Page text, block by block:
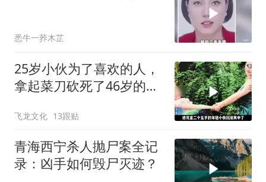
悉牛一荞木芷
25岁小伙为了喜欢的人，
拿起菜刀砍死了46岁的男
飞龙文化 13跟贴
青海西宁杀人抛尸案全记
录：凶手如何毁尸灭迹？